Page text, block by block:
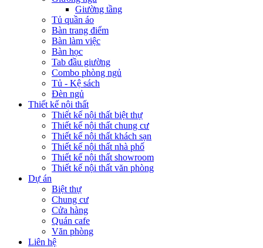
Giường tầng
Tủ quần áo
Bàn trang điểm
Bàn làm việc
Bàn học
Tab đầu giường
Combo phòng ngủ
Tủ - Kệ sách
Đèn ngủ
Thiết kế nội thất
Thiết kế nội thất biệt thự
Thiết kế nội thất chung cư
Thiết kế nội thất khách sạn
Thiết kế nội thất nhà phố
Thiết kế nội thất showroom
Thiết kế nội thất văn phòng
Dự án
Biệt thự
Chung cư
Cửa hàng
Quán cafe
Văn phòng
Liên hệ